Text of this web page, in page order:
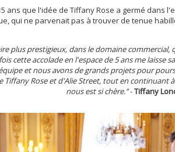
ans que l'idée de Tiffany Rose a germé dans
qui ne parvenait pas à trouver de tenue
plus prestigieux, dans le domaine commercial,
cette accolade en l'espace de 5 ans me laisse
et nous avons de grands projets pour
Tiffany Rose et d'Alie Street, tout en continuant
nous est si chère.”-Tiffany